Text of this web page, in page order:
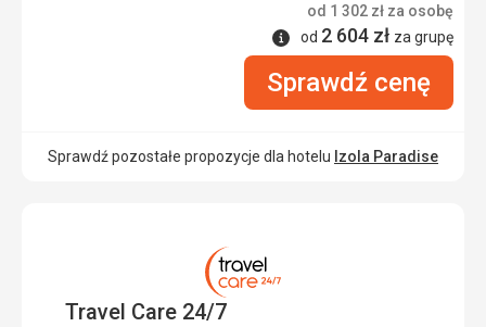
od 1 302 zł za osobę
Informacje
od 2 604 zł za grupę
Sprawdź cenę
Sprawdź pozostałe propozycje dla hotelu Izola Paradise
Travel Care 24/7